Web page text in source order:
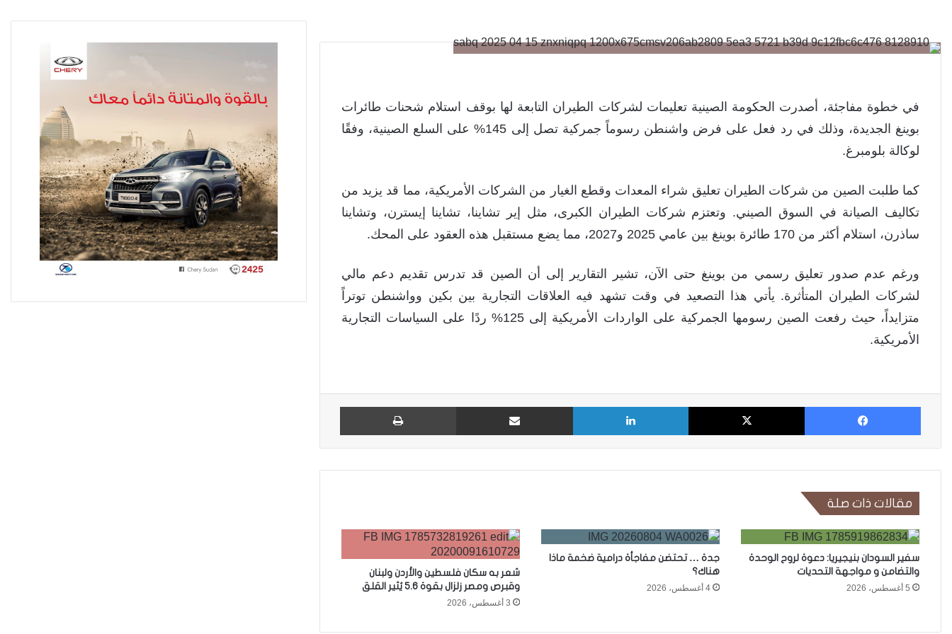
في خطوة مفاجئة، أصدرت الحكومة الصينية تعليمات لشركات الطيران التابعة لها بوقف استلام شحنات طائرات
بوينغ الجديدة، وذلك في رد فعل على فرض واشنطن رسوماً جمركية تصل إلى 145% على السلع الصينية، وفقًا
لوكالة بلومبرغ.
كما طلبت الصين من شركات الطيران تعليق شراء المعدات وقطع الغيار من الشركات الأمريكية، مما قد يزيد من
تكاليف الصيانة في السوق الصيني. وتعتزم شركات الطيران الكبرى، مثل إير تشاينا، تشاينا إيسترن، وتشاينا
ساذرن، استلام أكثر من 170 طائرة بوينغ بين عامي 2025 و2027، مما يضع مستقبل هذه العقود على المحك.
ورغم عدم صدور تعليق رسمي من بوينغ حتى الآن، تشير التقارير إلى أن الصين قد تدرس تقديم دعم مالي
لشركات الطيران المتأثرة. يأتي هذا التصعيد في وقت تشهد فيه العلاقات التجارية بين بكين وواشنطن توتراً
متزايداً، حيث رفعت الصين رسومها الجمركية على الواردات الأمريكية إلى 125% ردًا على السياسات التجارية
الأمريكية.
فيسبوك X لينكدإن مشاركة عبر البريد طباعة
مقالات ذات صلة
سفير السودان بنيجيريا: دعوة لروح الوحدة
والتضامن و مواجهة التحديات
5 أغسطس، 2026
جدة … تحتضن مفاجأة درامية ضخمة ماذا
هناك؟
4 أغسطس، 2026
شعر به سكان فلسطين والأردن ولبنان
وقبرص ومصر زلزال بقوة 5.6 يُثير القلق
3 أغسطس، 2026